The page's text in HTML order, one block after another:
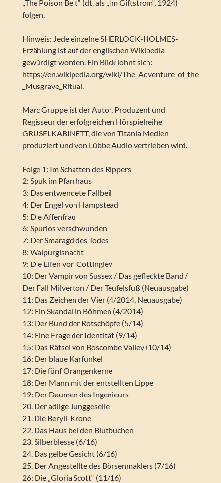
„The Poison Belt“ (dt. als „Im Giftstrom“, 1924)
folgen.
Hinweis: Jede einzelne SHERLOCK-HOLMES-
Erzählung ist auf der englischen Wikipedia
gewürdigt worden. Ein Blick lohnt sich:
https://en.wikipedia.org/wiki/The_Adventure_of_the
_Musgrave_Ritual.
Marc Gruppe ist der Autor, Produzent und
Regisseur der erfolgreichen Hörspielreihe
GRUSELKABINETT, die von Titania Medien
produziert und von Lübbe Audio vertrieben wird.
Folge 1: Im Schatten des Rippers
2: Spuk im Pfarrhaus
3: Das entwendete Fallbeil
4: Der Engel von Hampstead
5: Die Affenfrau
6: Spurlos verschwunden
7: Der Smaragd des Todes
8: Walpurgisnacht
9: Die Elfen von Cottingley
10: Der Vampir von Sussex / Das gefleckte Band /
Der Fall Milverton / Der Teufelsfuß (Neuausgabe)
11: Das Zeichen der Vier (4/2014, Neuausgabe)
12: Ein Skandal in Böhmen (4/2014)
13: Der Bund der Rotschöpfe (5/14)
14: Eine Frage der Identität (9/14)
15: Das Rätsel von Boscombe Valley (10/14)
16: Der blaue Karfunkel
17: Die fünf Orangenkerne
18: Der Mann mit der entstellten Lippe
19: Der Daumen des Ingenieurs
20. Der adlige Junggeselle
21. Die Beryll-Krone
22. Das Haus bei den Blutbuchen
23. Silberblesse (6/16)
24. Das gelbe Gesicht (6/16)
25. Der Angestellte des Börsenmaklers (7/16)
26: Die „Gloria Scott“ (11/16)